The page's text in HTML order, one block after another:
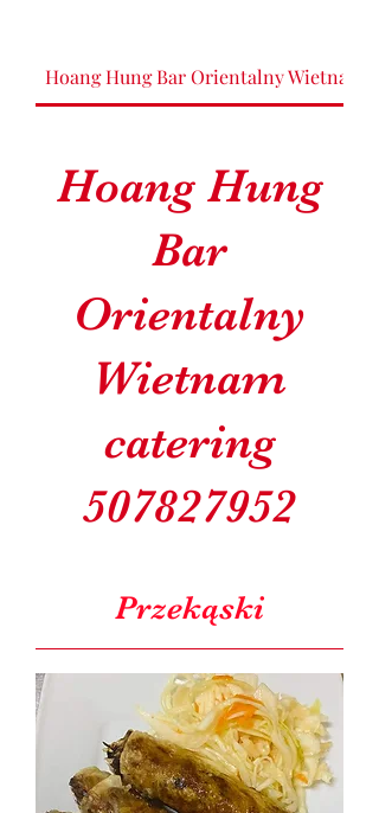
Hoang Hung Bar Orientalny Wietnam
Hoang Hung
Bar
Orientalny
Wietnam
catering
507827952
Przekąski